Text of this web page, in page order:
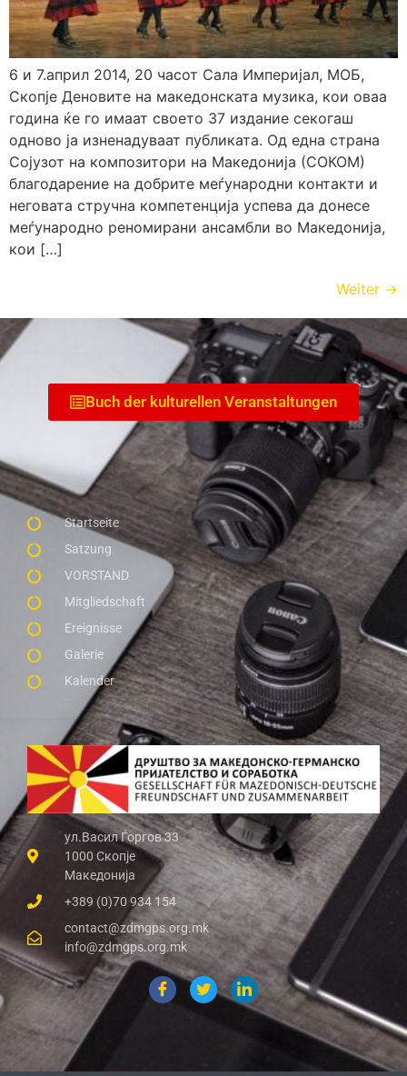
6 и 7.април 2014, 20 часот Сала Империјал, МОБ,
Скопје Деновите на македонската музика, кои оваа
година ќе го имаат своето 37 издание секогаш
одново ја изненадуваат публиката. Од една страна
Сојузот на композитори на Македонија (СОКОМ)
благодарение на добрите меѓународни контакти и
неговата стручна компетенција успева да донесе
меѓународно реномирани ансамбли во Македонија,
кои […]
Weiter →
ул.Васил Ѓоргов 33
1000 Скопје
Македонија
+389 (0)70 934 154
contact@zdmgps.org.mk
info@zdmgps.org.mk
Startseite
Satzung
VORSTAND
Mitgliedschaft
Ereignisse
Galerie
Kalender
Buch der kulturellen Veranstaltungen